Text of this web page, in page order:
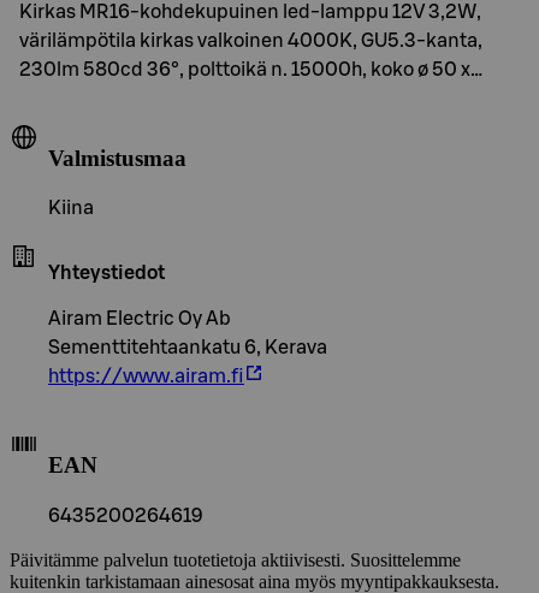
Kirkas MR16-kohdekupuinen led-lamppu 12V 3,2W,
värilämpötila kirkas valkoinen 4000K, GU5.3-kanta,
230lm 580cd 36°, polttoikä n. 15000h, koko ø 50 x…
Valmistusmaa
Kiina
Yhteystiedot
Airam Electric Oy Ab
Sementtitehtaankatu 6, Kerava
https://www.airam.fi
EAN
6435200264619
Päivitämme palvelun tuotetietoja aktiivisesti. Suosittelemme
kuitenkin tarkistamaan ainesosat aina myös myyntipakkauksesta.